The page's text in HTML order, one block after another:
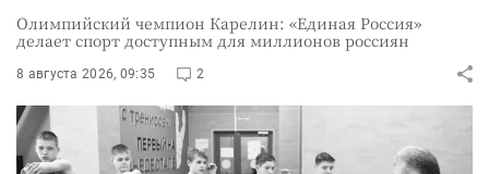
Олимпийский чемпион Карелин: «Единая Россия»
делает спорт доступным для миллионов россиян
8 августа 2026, 09:35 2